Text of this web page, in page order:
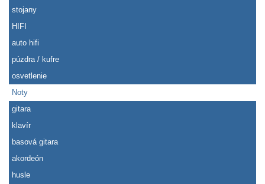
stojany
HIFI
auto hifi
púzdra / kufre
osvetlenie
Noty
gitara
klavír
basová gitara
akordeón
husle